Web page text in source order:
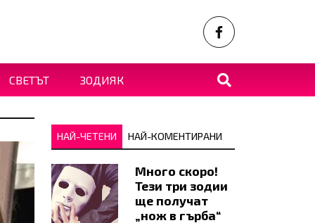
СВЕТЪТ ЗОДИЯК
НАЙ-ЧЕТЕНИ НАЙ-КОМЕНТИРАНИ
Много скоро!
Тези три зодии
ще получат
„нож в гърба“